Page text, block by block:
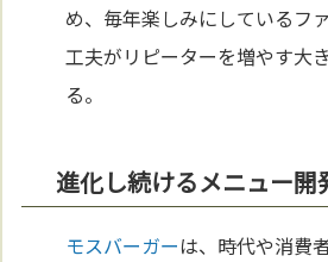
め、毎年楽しみにしているフ
工夫がリピーターを増やす大
る。
進化し続けるメニュー開
モスバーガーは、時代や消費